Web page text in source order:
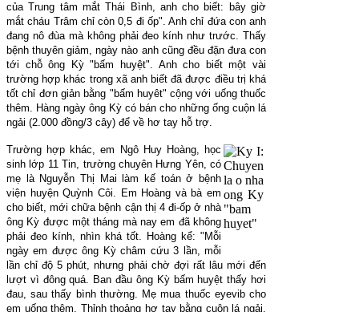
của Trung tâm mắt Thái Bình, anh cho biết: bây giờ
mắt cháu Trâm chỉ còn 0,5 đi ốp". Anh chỉ đứa con anh
đang nô đùa mà không phải đeo kính như trước. Thấy
bệnh thuyên giảm, ngày nào anh cũng đều đặn đưa con
tới chỗ ông Kỳ "bấm huyệt". Anh cho biết một vài
trường hợp khác trong xã anh biết đã được điều trị khá
tốt chỉ đơn giản bằng "bấm huyêt" cộng với uống thuốc
thêm. Hàng ngày ông Kỳ có bán cho những ống cuộn lá
ngải (2.000 đồng/3 cây) để về hơ tay hỗ trợ.
Trường hợp khác, em Ngô Huy Hoàng, học
sinh lớp 11 Tin, trường chuyên Hưng Yên, có
mẹ là Nguyễn Thị Mai làm kế toán ở bệnh
viện huyện Quỳnh Côi. Em Hoàng và bà em
cho biết, mới chữa bệnh cận thị 4 đi-ốp ở nhà
ông Kỳ được một tháng mà nay em đã không
phải đeo kính, nhìn khá tốt. Hoàng kể: "Mỗi
ngày em được ông Kỳ châm cứu 3 lần, mỗi
lần chỉ độ 5 phút, nhưng phải chờ đợi rất lâu mới đến
lượt vì đông quá. Ban đầu ông Kỳ bấm huyệt thấy hơi
đau, sau thấy bình thường. Mẹ mua thuốc eyevib cho
em uống thêm. Thỉnh thoảng hơ tay bằng cuộn lá ngải.